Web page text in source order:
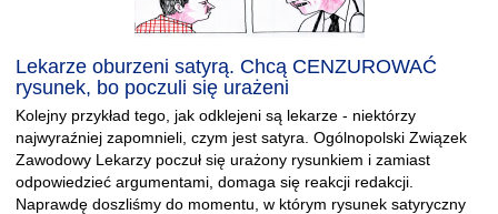
Lekarze oburzeni satyrą. Chcą CENZUROWAĆ
rysunek, bo poczuli się urażeni
Kolejny przykład tego, jak odklejeni są lekarze - niektórzy
najwyraźniej zapomnieli, czym jest satyra. Ogólnopolski Związek
Zawodowy Lekarzy poczuł się urażony rysunkiem i zamiast
odpowiedzieć argumentami, domaga się reakcji redakcji.
Naprawdę doszliśmy do momentu, w którym rysunek satyryczny